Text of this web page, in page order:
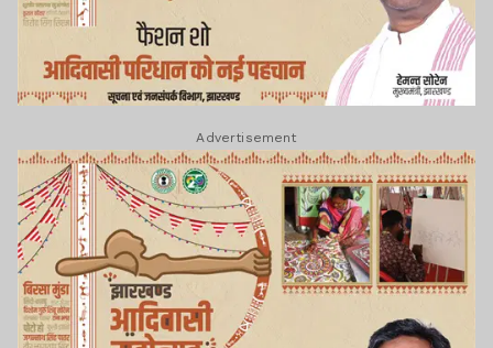
Advertisement